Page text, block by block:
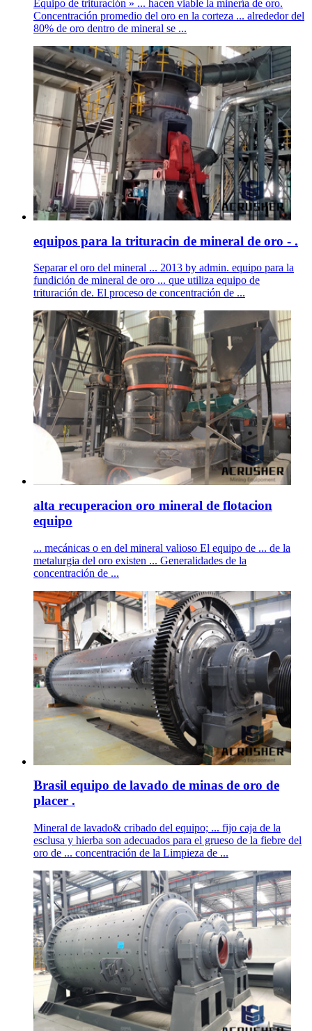
Equipo de trituración » ... hacen viable la minería de oro.
Concentración promedio del oro en la corteza ... alrededor del
80% de oro dentro de mineral se ...
equipos para la trituracin de mineral de oro - .
Separar el oro del mineral ... 2013 by admin. equipo para la
fundición de mineral de oro ... que utiliza equipo de
trituración de. El proceso de concentración de ...
alta recuperacion oro mineral de flotacion
equipo
... mecánicas o en del mineral valioso El equipo de ... de la
metalurgia del oro existen ... Generalidades de la
concentración de ...
Brasil equipo de lavado de minas de oro de
placer .
Mineral de lavado& cribado del equipo; ... fijo caja de la
esclusa y hierba son adecuados para el grueso de la fiebre del
oro de ... concentración de la Limpieza de ...